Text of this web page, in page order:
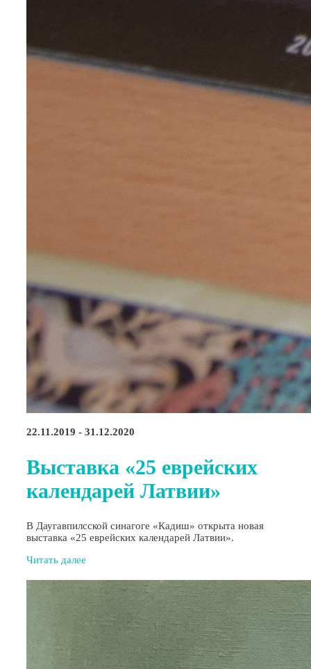
22.11.2019 - 31.12.2020
Выставка «25 еврейских
календарей Латвии»
В Даугавпилсской синагоге «Кадиш» открыта новая
выставка «25 еврейских календарей Латвии».
Читать далее